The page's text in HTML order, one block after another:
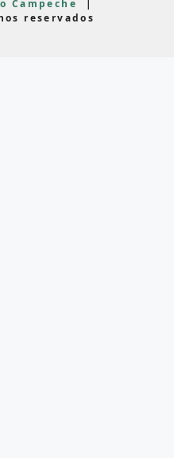
Campeche
|
reservados